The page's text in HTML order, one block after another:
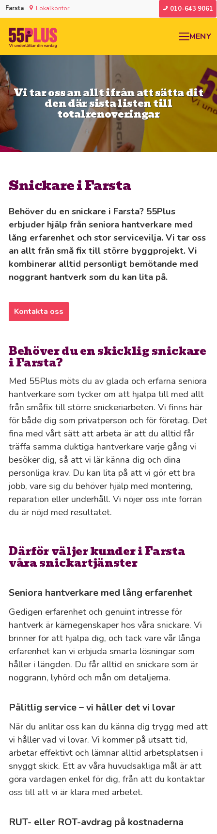
Farsta Lokalkontor 010-643 9061
MENY
Vi tar oss an allt ifrån att sätta dit
den där sista listen till
totalrenoveringar
Snickare i Farsta
Behöver du en snickare i Farsta? 55Plus
erbjuder hjälp från seniora hantverkare med
lång erfarenhet och stor servicevilja. Vi tar oss
an allt från små fix till större byggprojekt. Vi
kombinerar alltid personligt bemötande med
noggrant hantverk som du kan lita på.
Kontakta oss
Behöver du en skicklig snickare
i Farsta?
Med 55Plus möts du av glada och erfarna seniora
hantverkare som tycker om att hjälpa till med allt
från småfix till större snickeriarbeten. Vi finns här
för både dig som privatperson och för företag. Det
fina med vårt sätt att arbeta är att du alltid får
träffa samma duktiga hantverkare varje gång vi
besöker dig, så att vi lär känna dig och dina
personliga krav. Du kan lita på att vi gör ett bra
jobb, vare sig du behöver hjälp med montering,
reparation eller underhåll. Vi nöjer oss inte förrän
du är nöjd med resultatet.
Därför väljer kunder i Farsta
våra snickartjänster
Seniora hantverkare med lång erfarenhet
Gedigen erfarenhet och genuint intresse för
hantverk är kärnegenskaper hos våra snickare. Vi
brinner för att hjälpa dig, och tack vare vår långa
erfarenhet kan vi erbjuda smarta lösningar som
håller i längden. Du får alltid en snickare som är
noggrann, lyhörd och mån om detaljerna.
Pålitlig service – vi håller det vi lovar
När du anlitar oss kan du känna dig trygg med att
vi håller vad vi lovar. Vi kommer på utsatt tid,
arbetar effektivt och lämnar alltid arbetsplatsen i
snyggt skick. Ett av våra huvudsakliga mål är att
göra vardagen enkel för dig, från att du kontaktar
oss till att vi är klara med arbetet.
RUT- eller ROT-avdrag på kostnaderna